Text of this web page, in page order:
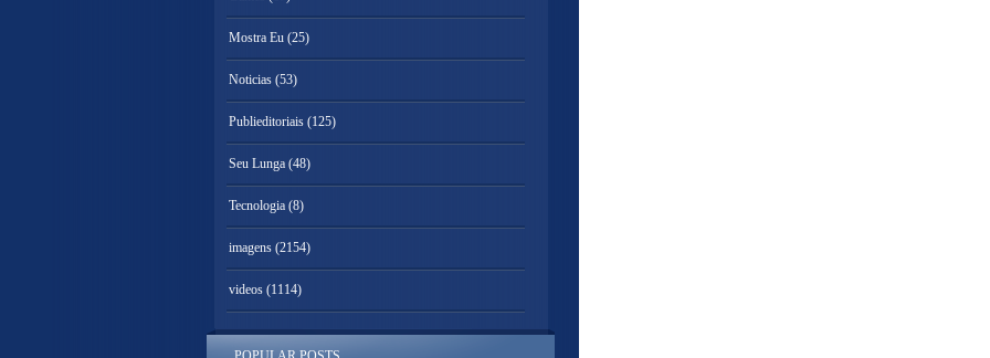
Mostra Eu (25)
Noticias (53)
Publieditoriais (125)
Seu Lunga (48)
Tecnologia (8)
imagens (2154)
videos (1114)